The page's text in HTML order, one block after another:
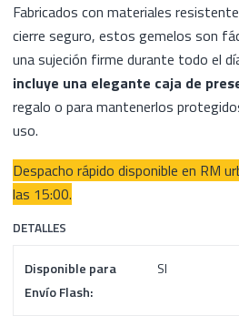
Fabricados con materiales
cierre seguro, estos gemelos son
una sujeción firme durante todo el
incluye una elegante caja de
regalo o para mantenerlos
uso.
Despacho rápido disponible en RM
las 15:00.
DETALLES
Disponible para
Envío Flash:
SI